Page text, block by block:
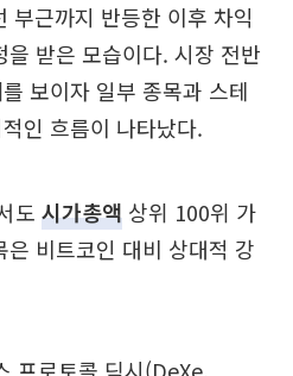
부근까지 반등한 이후 차익
받은 모습이다. 시장 전반
보이자 일부 종목과 스테
인 흐름이 나타났다.
도 시가총액 상위 100위 가
비트코인 대비 상대적 강